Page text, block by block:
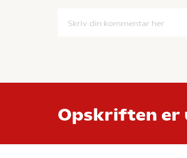
Skriv din kommentar her
Opskriften er